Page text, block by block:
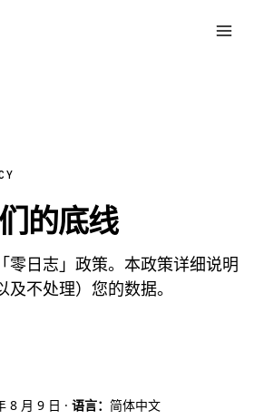
的底线
零日志」政策。本政策详细说明
不处理）您的数据。
8 月 9 日 · 语言： 简体中文